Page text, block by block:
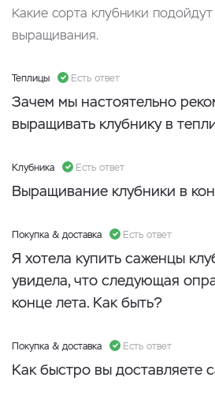
Какие сорта клубники
выращивания.
Теплицы Есть ответ
Зачем мы настоятельно
выращивать клубнику в
Клубника Есть ответ
Выращивание клубники в
Покупка & доставка Есть ответ
Я хотела купить саженцы
увидела, что следующая
конце лета. Как быть?
Покупка & доставка Есть ответ
Как быстро вы доставляете